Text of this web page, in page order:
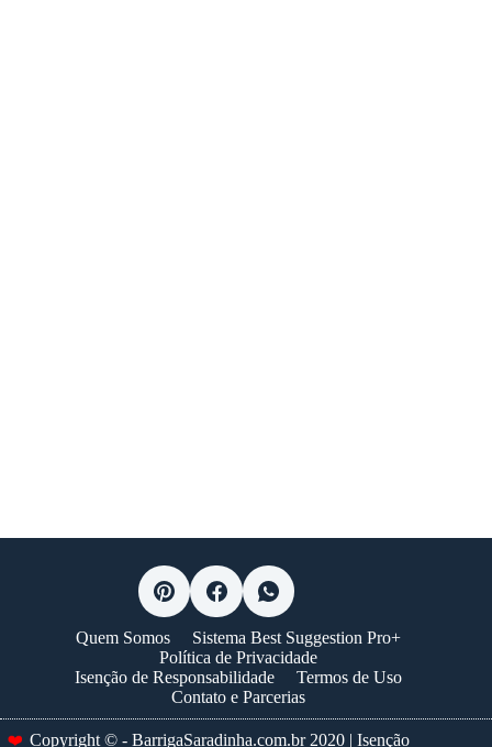
Quem Somos
Sistema Best Suggestion Pro+
Política de Privacidade
Isenção de Responsabilidade
Termos de Uso
Contato e Parcerias
❤️ Copyright © - BarrigaSaradinha.com.br 2020 | Isenção